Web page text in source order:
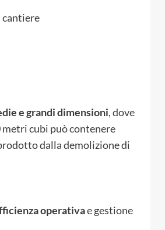
cantiere
e grandi dimensioni, dove
cubi può contenere
dalla demolizione di
operativae gestione